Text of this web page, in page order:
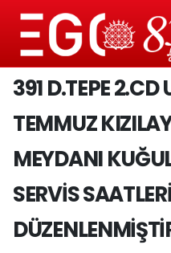
391 D.TEPE 2.CD
TEMMUZ
MEYDANI
SERVIS